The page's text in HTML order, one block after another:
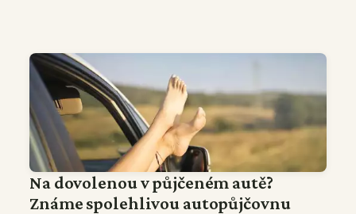
Na dovolenou v půjčeném autě?
Známe spolehlivou autopůjčovnu